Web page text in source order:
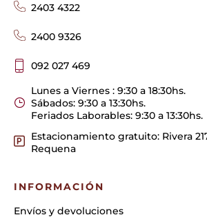
2403 4322
2400 9326
092 027 469
Lunes a Viernes : 9:30 a 18:30hs.
Sábados: 9:30 a 13:30hs.
Feriados Laborables: 9:30 a 13:30hs.
Estacionamiento gratuito: Rivera
Requena
INFORMACIÓN
Envíos y devoluciones